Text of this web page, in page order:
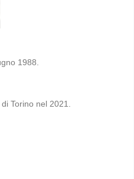
1988.
Torino nel 2021.